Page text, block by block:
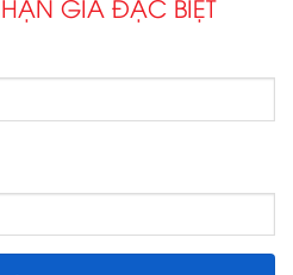
GIÁ ĐẶC BIỆT